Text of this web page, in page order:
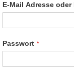
E-Mail Adresse
Passwort